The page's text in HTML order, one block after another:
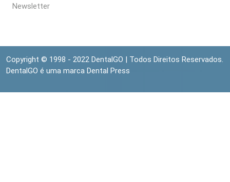
Newsletter
Copyright © 1998 - 2022 DentalGO | Todos Direitos Reservados.
DentalGO é uma marca Dental Press